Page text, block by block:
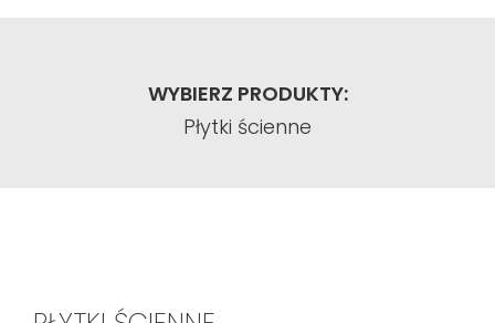
WYBIERZ PRODUKTY:
Płytki ścienne